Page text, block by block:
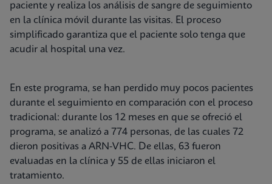
paciente y realiza los análisis de sangre de seguimiento
en la clínica móvil durante las visitas. El proceso
simplificado garantiza que el paciente solo tenga que
acudir al hospital una vez.
En este programa, se han perdido muy pocos pacientes
durante el seguimiento en comparación con el proceso
tradicional: durante los 12 meses en que se ofreció el
programa, se analizó a 774 personas, de las cuales 72
dieron positivas a ARN-VHC. De ellas, 63 fueron
evaluadas en la clínica y 55 de ellas iniciaron el
tratamiento.